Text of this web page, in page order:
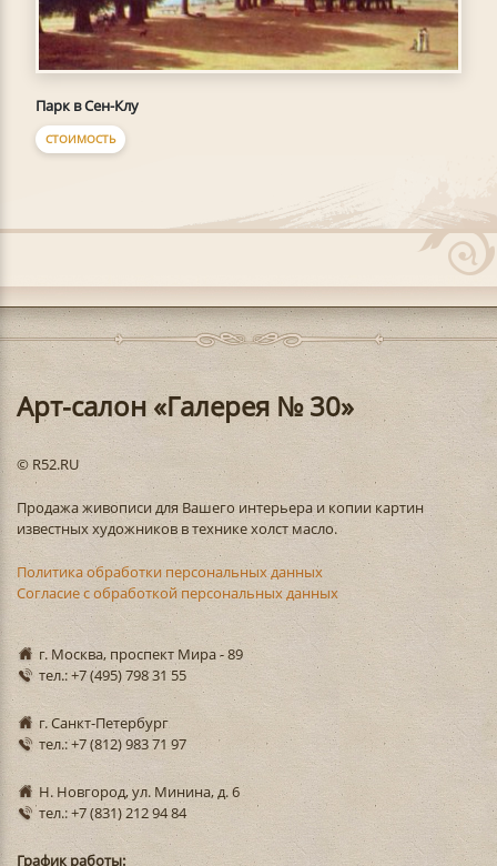
Парк в Сен-Клу
СТОИМОСТЬ
Арт-салон «Галерея № 30»
© R52.RU
Продажа живописи для Вашего интерьера и копии картин
известных художников в технике холст масло.
Политика обработки персональных данных
Согласие с обработкой персональных данных
г. Москва, проспект Мира - 89
тел.: +7 (495) 798 31 55
г. Санкт-Петербург
тел.: +7 (812) 983 71 97
Н. Новгород, ул. Минина, д. 6
тел.: +7 (831) 212 94 84
График работы: